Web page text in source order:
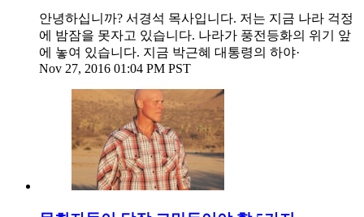
안녕하십니까? 서경석 목사입니다. 저는 지금 나라 걱정
에 밤잠을 못자고 있습니다. 나라가 풍전등화의 위기 앞
에 놓여 있습니다. 지금 박근혜 대통령의 하야·
Nov 27, 2016 01:04 PM PST